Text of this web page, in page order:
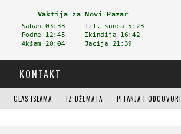
KONTAKT
GLAS ISLAMA IZ DŽEMATA PITANJA I ODGOVORI